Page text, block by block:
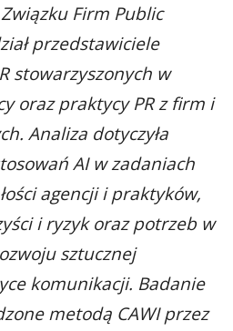
Firm Public
przedstawiciele
stowarzyszonych w
oraz praktycy PR z firm i
Analiza dotyczyła
AI w zadaniach
agencji i praktyków,
i ryzyk oraz potrzeb w
sztucznej
komunikacji. Badanie
metodą CAWI przez